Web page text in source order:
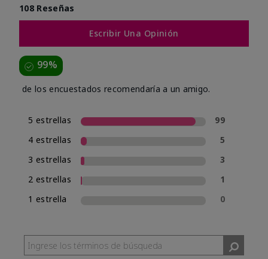
108 Reseñas
Escribir Una Opinión
99%
de los encuestados recomendaría a un amigo.
5 estrellas
99
4 estrellas
5
3 estrellas
3
2 estrellas
1
1 estrella
0